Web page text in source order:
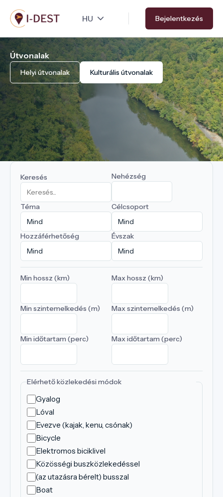
Ugrás
a
tartalomra
Bejelentkezés
Útvonalak
Helyi útvonalak Kulturális útvonalak
Keresés Nehézség
Téma Célcsoport
Hozzáférhetőség Évszak
Min hossz (km) Max hossz (km)
Min szintemelkedés (m) Max szintemelkedés (m)
Min időtartam (perc) Max időtartam (perc)
Elérhető közlekedési módok
Gyalog
Lóval
Evezve (kajak, kenu, csónak)
Bicycle
Elektromos biciklivel
Közösségi buszközlekedéssel
(az utazásra bérelt) busszal
Boat